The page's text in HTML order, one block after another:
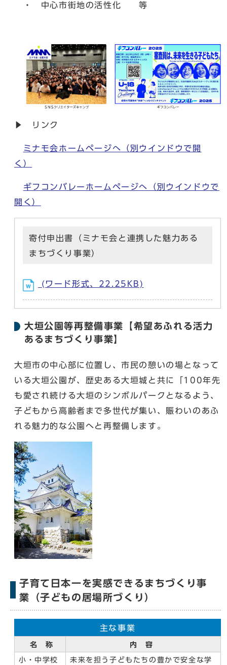
・ 中心市街地の活性化 等
▶ リンク
ミナモ会ホームページへ （別ウインドウで開
く）
ギフコンバレーホームページへ
（別ウインドウで
開く）
寄付申出書（ミナモ会と連携した魅力ある
まちづくり事業）
(ワード形式、22.25KB)
大垣公園等再整備事業【希望あふれる活力
あるまちづくり事業】
大垣市の中心部に位置し、市民の憩いの場となって
いる大垣公園が、歴史ある大垣城と共に「100年先
も愛され続ける大垣のシンボルパークとなるよう、
子どもから高齢者まで多世代が集い、賑わいのあふ
れる魅力的な公園へと再整備します。
子育て日本一を実感できるまちづくり事
業（子どもの居場所づくり）
主な事業
名 称 内 容
小・中学校
未来を担う子どもたちの豊かで安全な学